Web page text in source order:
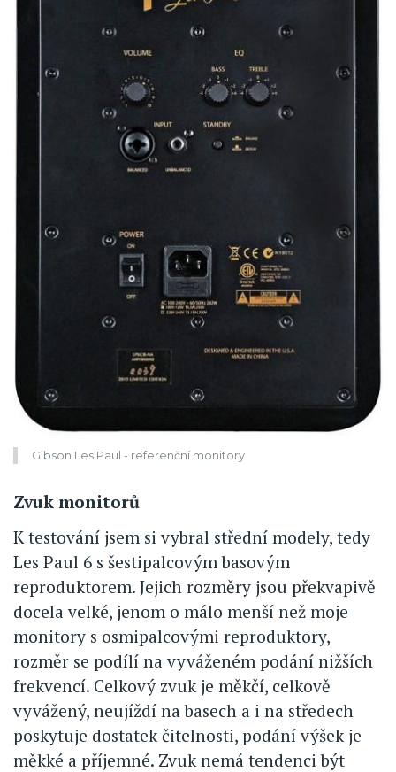
Gibson Les Paul - referenční monitory
Zvuk monitorů
K testování jsem si vybral střední modely, tedy
Les Paul 6 s šestipalcovým basovým
reproduktorem. Jejich rozměry jsou překvapivě
docela velké, jenom o málo menší než moje
monitory s osmipalcovými reproduktory,
rozměr se podílí na vyváženém podání nižších
frekvencí. Celkový zvuk je měkčí, celkově
vyvážený, neujíždí na basech a i na středech
poskytuje dostatek čitelnosti, podání výšek je
měkké a příjemné. Zvuk nemá tendenci být